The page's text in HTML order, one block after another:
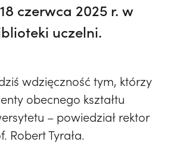
czerwca 2025 r. w
uczelni.
wdzięczność tym, którzy
obecnego kształtu
– powiedział rektor
Robert Tyrała.